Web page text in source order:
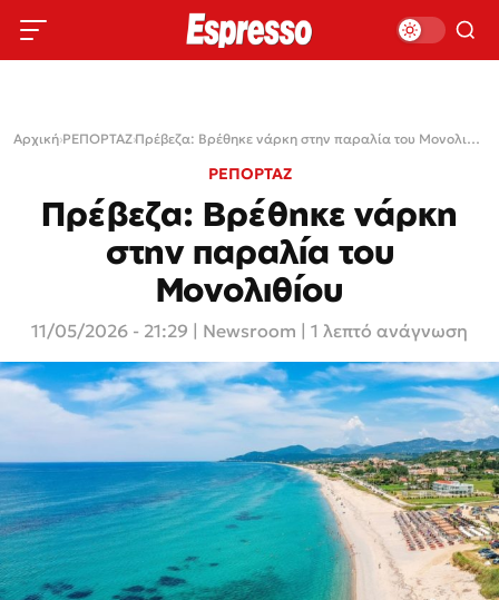
Αρχική›ΡΕΠΟΡΤΑΖ› Πρέβεζα: Βρέθηκε νάρκη στην παραλία του Μονολιθίου
ΡΕΠΟΡΤΑΖ
Πρέβεζα: Βρέθηκε νάρκη
στην παραλία του
Μονολιθίου
11/05/2026 - 21:29 Newsroom | 1 λεπτό ανάγνωση